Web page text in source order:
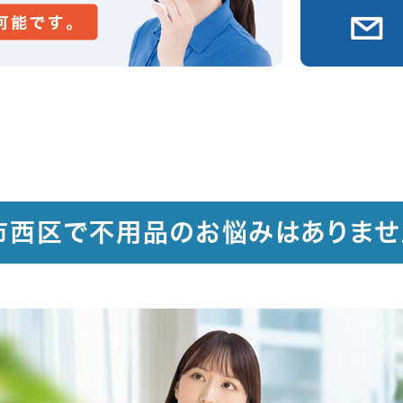
西区で不用品のお悩みはありませ